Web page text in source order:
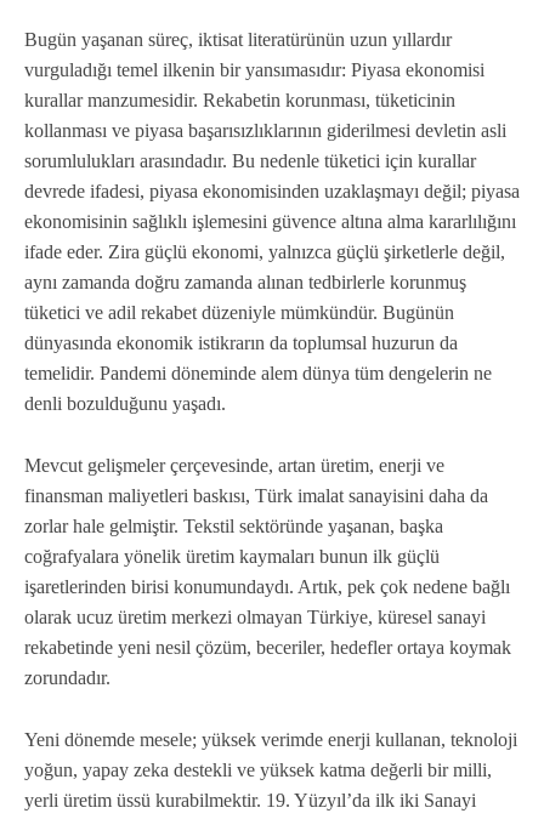
Bugün yaşanan süreç, iktisat literatürünün uzun yıllardır
vurguladığı temel ilkenin bir yansımasıdır: Piyasa ekonomisi
kurallar manzumesidir. Rekabetin korunması, tüketicinin
kollanması ve piyasa başarısızlıklarının giderilmesi devletin asli
sorumlulukları arasındadır. Bu nedenle tüketici için kurallar
devrede ifadesi, piyasa ekonomisinden uzaklaşmayı değil; piyasa
ekonomisinin sağlıklı işlemesini güvence altına alma kararlılığını
ifade eder. Zira güçlü ekonomi, yalnızca güçlü şirketlerle değil,
aynı zamanda doğru zamanda alınan tedbirlerle korunmuş
tüketici ve adil rekabet düzeniyle mümkündür. Bugünün
dünyasında ekonomik istikrarın da toplumsal huzurun da
temelidir. Pandemi döneminde alem dünya tüm dengelerin ne
denli bozulduğunu yaşadı.
Mevcut gelişmeler çerçevesinde, artan üretim, enerji ve
finansman maliyetleri baskısı, Türk imalat sanayisini daha da
zorlar hale gelmiştir. Tekstil sektöründe yaşanan, başka
coğrafyalara yönelik üretim kaymaları bunun ilk güçlü
işaretlerinden birisi konumundaydı. Artık, pek çok nedene bağlı
olarak ucuz üretim merkezi olmayan Türkiye, küresel sanayi
rekabetinde yeni nesil çözüm, beceriler, hedefler ortaya koymak
zorundadır.
Yeni dönemde mesele; yüksek verimde enerji kullanan, teknoloji
yoğun, yapay zeka destekli ve yüksek katma değerli bir milli,
yerli üretim üssü kurabilmektir. 19. Yüzyıl’da ilk iki Sanayi